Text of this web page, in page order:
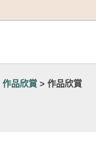
作品欣賞> 作品欣賞